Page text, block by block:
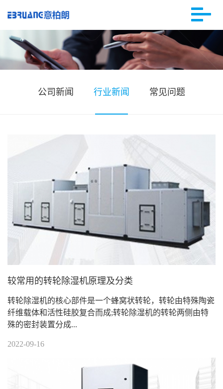
公司新闻 行业新闻 常见问题
较常用的转轮除湿机原理及分类
转轮除湿机的核心部件是一个蜂窝状转轮，转轮由特殊陶瓷
纤维载体和活性硅胶复合而成;转轮除湿机的转轮两侧由特
殊的密封装置分成...
2022-09-16